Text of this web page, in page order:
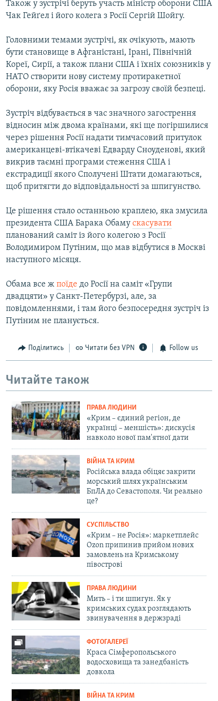
Також у зустрічі беруть участь міністр оборони США
Чак Гейґел і його колега з Росії Сергій Шойгу.
Головними темами зустрічі, як очікують, мають
бути становище в Афганістані, Ірані, Північній
Кореї, Сирії, а також плани США і їхніх союзників у
НАТО створити нову систему протиракетної
оборони, яку Росія вважає за загрозу своїй безпеці.
Зустріч відбувається в час значного загострення
відносин між двома країнами, які ще погіршилися
через рішення Росії надати тимчасовий притулок
американцеві-втікачеві Едварду Сноуденові, який
викрив таємні програми стеження США і
екстрадиції якого Сполучені Штати домагаються,
щоб притягти до відповідальності за шпигунство.
Це рішення стало останньою краплею, яка змусила
президента США Барака Обаму скасувати
планований саміт із його колегою з Росії
Володимиром Путіним, що мав відбутися в Москві
наступного місяця.
Обама все ж поїде до Росії на саміт «Групи
двадцяти» у Санкт-Петербурзі, але, за
повідомленнями, і там його безпосередня зустріч із
Путіним не планується.
Поділитись Читати без VPN Follow us
Читайте також
ПРАВА ЛЮДИНИ
«Крим – єдиний регіон, де
українці – меншість»: дискусія
навколо нової пам'ятної дати
ВІЙНА ТА КРИМ
Російська влада обіцяє закрити
морський шлях українським
БпЛА до Севастополя. Чи реально
це?
СУСПІЛЬСТВО
«Крим – не Росія»: маркетплейс
Ozon припинив прийом нових
замовлень на Кримському
півострові
ПРАВА ЛЮДИНИ
Мить – і ти шпигун. Як у
кримських судах розглядають
звинувачення в держзраді
ФОТОГАЛЕРЕЇ
Краса Сімферопольського
водосховища та занедбаність
довкола
ВІЙНА ТА КРИМ